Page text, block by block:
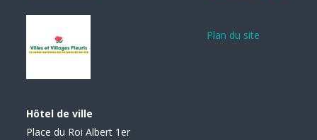
Hôtel de ville
Place du Roi Albert 1er
Plan du site